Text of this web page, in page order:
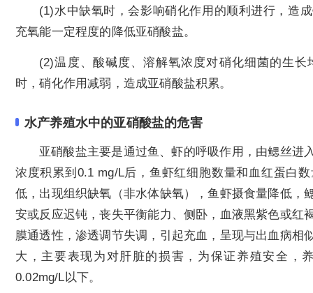
(1)水中缺氧时，会影响硝化作用的顺利进行，造
充氧能一定程度的降低亚硝酸盐。
(2)温度、酸碱度、溶解氧浓度对硝化细菌的生
时，硝化作用减弱，造成亚硝酸盐积累。
水产养殖水中的亚硝酸盐的危害
亚硝酸盐主要是通过鱼、虾的呼吸作用，由鳃丝进
浓度积累到0.1 mg/L后，鱼虾红细胞数量和血红蛋白
低，出现组织缺氧（非水体缺氧），鱼虾摄食量降低，
安或反应迟钝，丧失平衡能力、侧卧，血液黑紫色或红
膜通透性，渗透调节失调，引起充血，呈现与出血病相
大，主要表现为对肝脏的损害，为保证养殖安全，
0.02mg/L以下。